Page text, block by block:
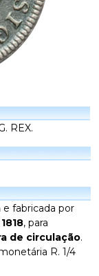
REX.
e fabricada por
1818, para
de circulação.
R. 1/4